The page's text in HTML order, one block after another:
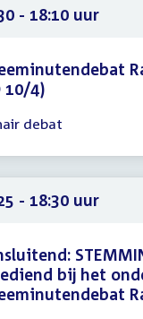
- 18:10 uur
10/4)
debat
- 18:30 uur
bij het